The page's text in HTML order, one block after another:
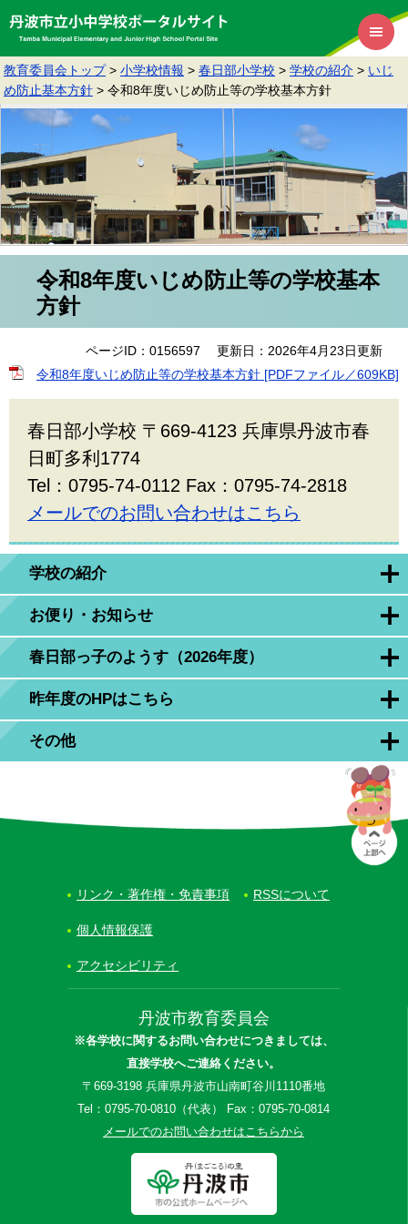
教育委員会トップ > 小学校情報 > 春日部小学校 > 学校の紹介 > いじ
め防止基本方針 > 令和8年度いじめ防止等の学校基本方針
学校の紹介
お便り・お知らせ
春日部っ子のようす（2026年度）
昨年度のHPはこちら
その他
令和8年度いじめ防止等の学校基本
方針
ページID：0156597
更新日：2026年4月23日更新
令和8年度いじめ防止等の学校基本方針 [PDFファイル／609KB]
春日部小学校 〒669-4123 兵庫県丹波市春
日町多利1774
Tel：0795-74-0112 Fax：0795-74-2818
メールでのお問い合わせはこちら
丹波市教育委員会
※各学校に関するお問い合わせにつきましては、
直接学校へご連絡ください。
〒669-3198 兵庫県丹波市山南町谷川1110番地
Tel：0795-70-0810（代表） Fax：0795-70-0814
メールでのお問い合わせはこちらから
リンク・著作権・免責事項 RSSについて
個人情報保護
アクセシビリティ